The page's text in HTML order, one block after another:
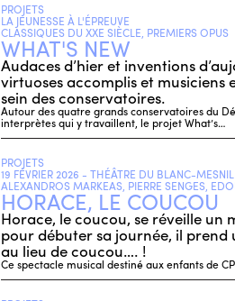
PROJETS
LA JEUNESSE À L'ÉPREUVE
CLASSIQUES DU XXE SIÈCLE, PREMIERS OPUS
WHAT'S NEW
Audaces d’hier et inventions
virtuoses accomplis et
sein des conservatoires.
Autour des quatre grands conservatoires du
interprètes qui y travaillent, le projet What’s…
PROJETS
19 FÉVRIER 2026 - THÉÂTRE DU BLANC-MESNIL
ALEXANDROS MARKEAS, PIERRE SENGES,
HORACE, LE COUCOU
Horace, le coucou, se réveille
pour débuter sa journée, il
au lieu de coucou…. !
Ce spectacle musical destiné aux enfants de